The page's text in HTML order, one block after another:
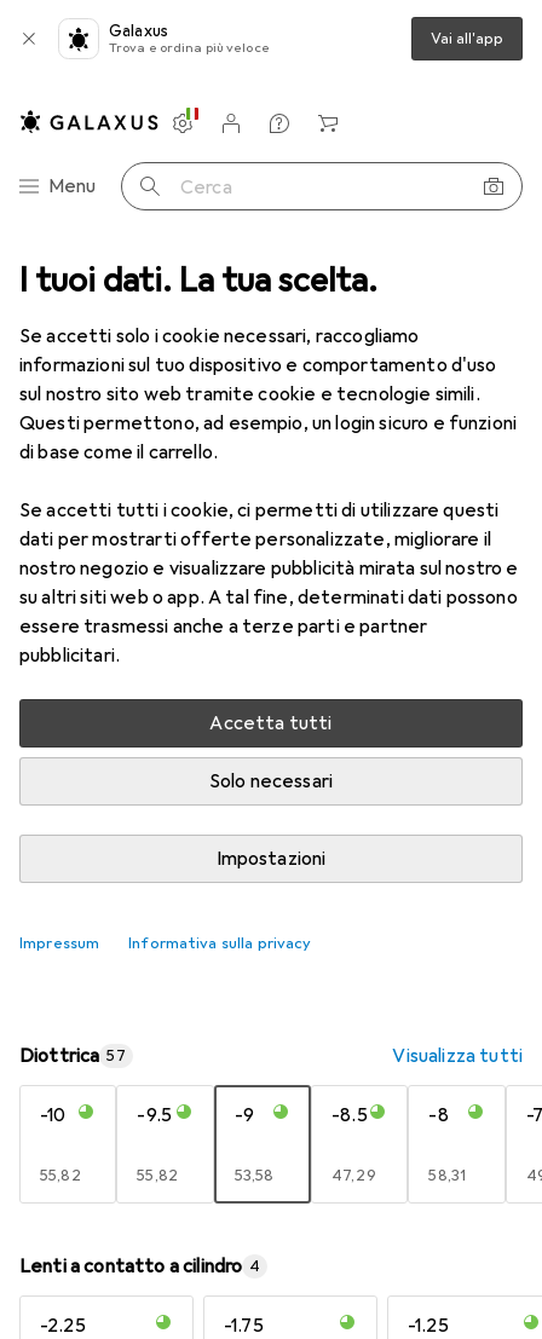
I tuoi dati. La tua scelta.
Se accetti solo i cookie necessari, raccogliamo
informazioni sul tuo dispositivo e comportamento d'uso
sul nostro sito web tramite cookie e tecnologie simili.
Questi permettono, ad esempio, un login sicuro e funzioni
di base come il carrello.
Se accetti tutti i cookie, ci permetti di utilizzare questi
dati per mostrarti offerte personalizzate, migliorare il
nostro negozio e visualizzare pubblicità mirata sul nostro e
su altri siti web o app. A tal fine, determinati dati possono
essere trasmessi anche a terze parti e partner
pubblicitari.
Accetta tutti
Solo necessari
Impostazioni
Impressum Informativa sulla privacy
Galaxus
Trova e ordina più veloce Vai all'app
Categoria Navigazione
Menu Cerca
Impostazioni
Conto cliente
Liste di confronto
Liste dei desideri
Carrello
Lenti a contatto Air Optix più HydraGlyde per l'astigmatismo
1 Immagine
Air Optix più HydraGlyde per
-9, Obiettivo mensile, 6 pz., Torico
Prezzo in EUR IVA incl.
EUR
53,58 EUR
8,93/1pz.
Consegna tra lun, 17/8 e mer, 19/8
Più di 10 pezzi in stock presso il fornitore
Aggiungi al carrello
Diottrica 57 Visualizza tutti
-10
EUR
55,82
-9.5
EUR
55,82
-9
EUR
53,58
-8.5
EUR
47,29
-8
EUR
58,31
-
Lenti a contatto a cilindro 4
-2.25 -1.75 -1.25